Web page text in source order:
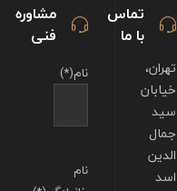
مشاوره
فنی
نام(*)
نام
تماس
با ما
تهران،
خیابان
سید
جمال
الدین
اسد